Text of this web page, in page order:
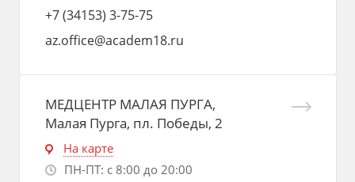
+7 (34153) 3-75-75
az.office@academ18.ru
МЕДЦЕНТР МАЛАЯ ПУРГА,
Малая Пурга, пл. Победы, 2
На карте
ПН-ПТ: с 8:00 до 20:00